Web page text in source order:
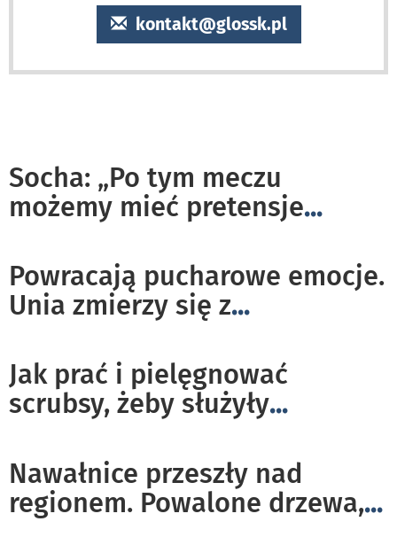
kontakt@glossk.pl
Socha: „Po tym meczu
możemy mieć pretensje...
Powracają pucharowe emocje.
Unia zmierzy się z...
Jak prać i pielęgnować
scrubsy, żeby służyły...
Nawałnice przeszły nad
regionem. Powalone drzewa,...